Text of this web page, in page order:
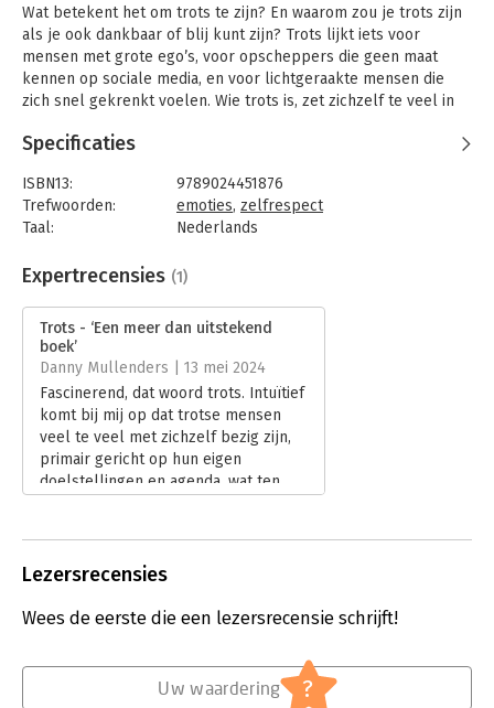
Wat betekent het om trots te zijn? En waarom zou je trots zijn
als je ook dankbaar of blij kunt zijn? Trots lijkt iets voor
mensen met grote ego’s, voor opscheppers die geen maat
kennen op sociale media, en voor lichtgeraakte mensen die
zich snel gekrenkt voelen. Wie trots is, zet zichzelf te veel in
Maar trots is ook een emotie die ten grondslag ligt aan
emancipatie en daarmee een krachtig wapen kan zijn voor
protest. Met trots kun je jezelf als mens beter naar waarde
schatten. Meer ruimte voor sommige vormen van trots kan de
Filosofe Martha Claeys onderzoekt de betekenis van trots in
woelige tijden en laat zien dat trots juist nu van groot belang
is.
Wees trots en neem ruimte, vooral daar waar het niet van je
verwacht wordt: kus je partner in het openbaar, vier echte
verwezenlijkingen, schaam je niet voor je lichaam. En als je die
ruimte al hebt: deel ze dan met iedereen die stilletjes de moed
bijeenraapt om wat trotser te zijn. – Martha Claeys
Specificaties
ISBN13:
9789024451876
Trefwoorden:
emoties, zelfrespect
Taal:
Nederlands
Aantal pagina's:
224
Druk:
Verschijningsdatum:
24-3-2023
Hoofdrubriek: Filosofie
Expertrecensies (1)
Trots - ‘Een meer dan uitstekend
boek’
Danny Mullenders | 13 mei 2024
Fascinerend, dat woord trots. Intuïtief
komt bij mij op dat trotse mensen
veel te veel met zichzelf bezig zijn,
primair gericht op hun eigen
doelstellingen en agenda, wat ten
eigenschap of emotie.
Lezersrecensies
Wees de eerste die een lezersrecensie schrijft!
Uw waardering ?